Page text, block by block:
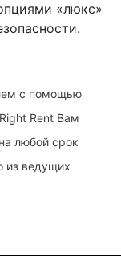
«люкс»
с помощью
Rent Вам
любой срок
из ведущих